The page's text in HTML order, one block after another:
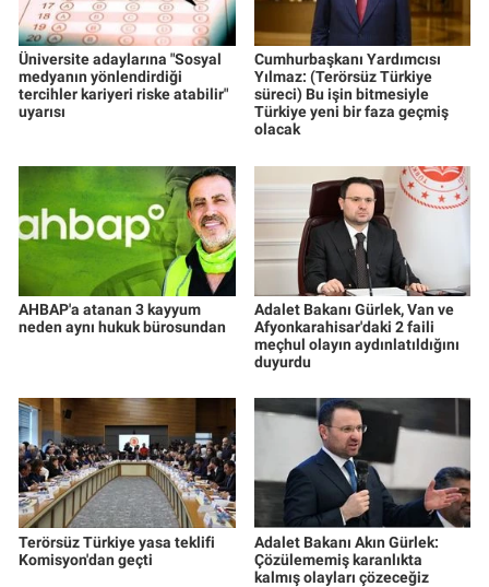
Üniversite adaylarına "Sosyal
medyanın yönlendirdiği
tercihler kariyeri riske atabilir"
uyarısı
Cumhurbaşkanı Yardımcısı
Yılmaz: (Terörsüz Türkiye
süreci) Bu işin bitmesiyle
Türkiye yeni bir faza geçmiş
olacak
AHBAP'a atanan 3 kayyum
neden aynı hukuk bürosundan
Adalet Bakanı Gürlek, Van ve
Afyonkarahisar'daki 2 faili
meçhul olayın aydınlatıldığını
duyurdu
Terörsüz Türkiye yasa teklifi
Komisyon'dan geçti
Adalet Bakanı Akın Gürlek:
Çözülememiş karanlıkta
kalmış olayları çözeceğiz